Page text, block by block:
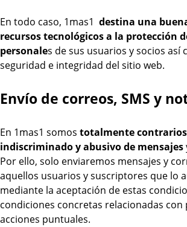
En todo caso, 1mas1 destina una
recursos tecnológicos a la protección
personales de sus usuarios y socios así
seguridad e integridad del sitio web.
Envío de correos, SMS y
En 1mas1 somos totalmente
indiscriminado y abusivo de mensajes
Por ello, solo enviaremos mensajes y
aquellos usuarios y suscriptores que lo
mediante la aceptación de estas
condiciones concretas relacionadas
acciones puntuales.